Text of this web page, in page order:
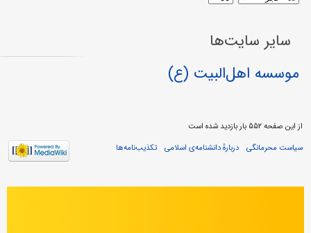
سایر سایت‌ها
موسسه اهل‌البیت (ع)
از این صفحه ۵۵۲ بار بازدید شده است
سیاست محرمانگی
دربارهٔ دانشنامه‌ی اسلامی تکذیب‌نامه‌ها